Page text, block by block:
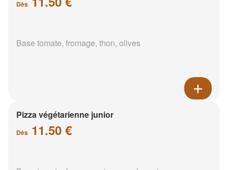
Dès
Base tomate, fromage, thon, olives
Pizza végétarienne junior
Dès 11.50 €